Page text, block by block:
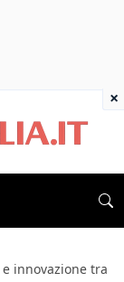
innovazione tra
×